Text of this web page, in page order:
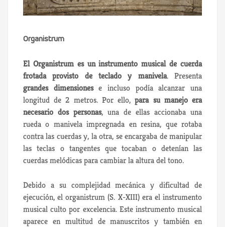
Organistrum
El Organistrum es un instrumento musical de cuerda
frotada provisto de teclado y manivela. Presenta
grandes dimensionese incluso podía alcanzar una
longitud de 2 metros. Por ello,para su manejo era
necesario dos personas, una de ellas accionaba una
rueda o manivela impregnada en resina, que rotaba
contra las cuerdas y, la otra, se encargaba de manipular
las teclas o tangentes que tocaban o detenían las
cuerdas melódicas para cambiar la altura del tono.
Debido a su complejidad mecánica y dificultad de
ejecución, el organistrum (S. X-XIII) era el instrumento
musical culto por excelencia. Este instrumento musical
aparece en multitud de manuscritos y también en